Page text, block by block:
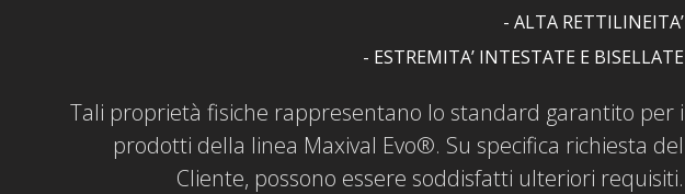
- ALTA RETTILINEITA’
- ESTREMITA’ INTESTATE E BISELLATE
Tali proprietà fisiche rappresentano lo standard garantito per i
prodotti della linea Maxival Evo®. Su specifica richiesta del
Cliente, possono essere soddisfatti ulteriori requisiti.